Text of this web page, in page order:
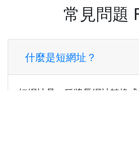
常見問題
什麼是短網址？
短網址是一種將長網址轉換